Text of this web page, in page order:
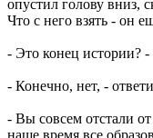
опустил голову вниз,
Что с него взять - он
- Это конец истории?
- Конечно, нет, -
- Вы совсем отстали
наше время все